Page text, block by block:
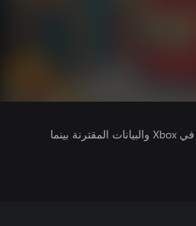
يتلقى ناشرو الألعاب التي تقوم بتشغيلها وصولاً إلى معلومات ملف تعريفك في Xbox والبيانات المقترنة بينما